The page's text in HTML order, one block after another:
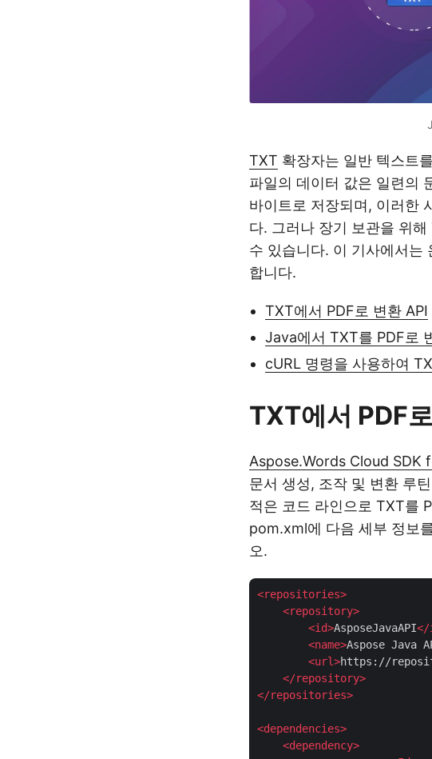
TXT 확장자는 일반 텍스트
파일의 데이터 값은 일련의
바이트로 저장되며, 이러한
다. 그러나 장기 보관을 위
수 있습니다. 이 기사에서는
합니다.
TXT에서 PDF로 변환 API
Java에서 TXT를 PDF로
cURL 명령을 사용하여
TXT에서 PDF
Aspose.Words Cloud SDK
문서 생성, 조작 및 변환 루
적은 코드 라인으로 TXT를
pom.xml에 다음 세부 정보
오.
<repositories>
<repository>
<id>AsposeJavaAPI</
<name>Aspose Java
<url>https://
</repository>
</repositories>
<dependencies>
<dependency>